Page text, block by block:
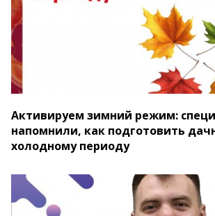
Активируем зимний режим:
напомнили, как подготовить
холодному периоду